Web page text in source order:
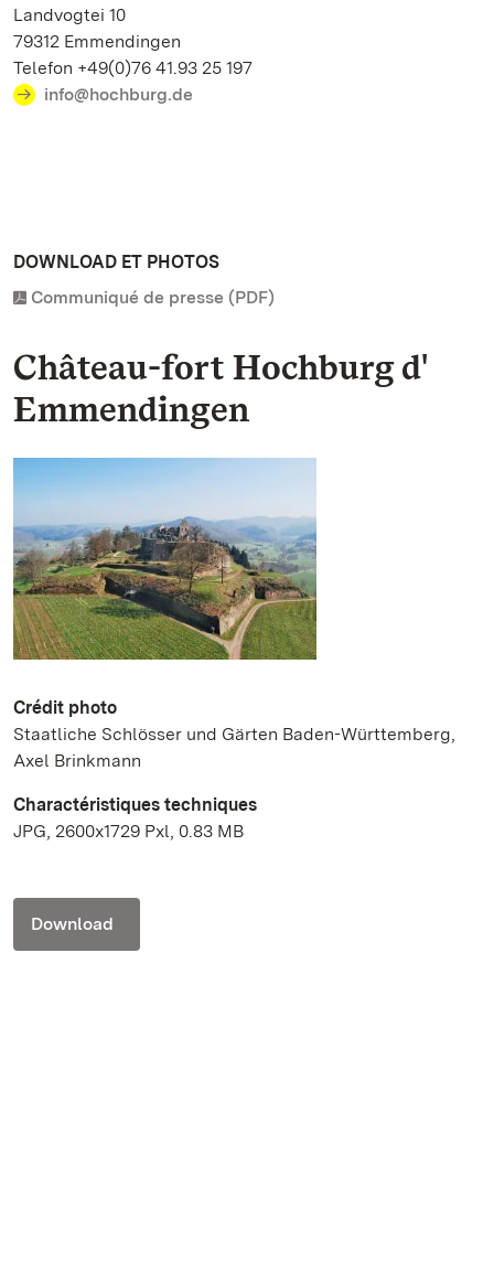
Landvogtei 10
79312 Emmendingen
Telefon +49(0)76 41.93 25 197
info@hochburg.de
DOWNLOAD ET PHOTOS
Communiqué de presse (PDF)
Château-fort Hochburg d'
Emmendingen
Crédit photo
Staatliche Schlösser und Gärten Baden-Württemberg,
Axel Brinkmann
Charactéristiques techniques
JPG, 2600x1729 Pxl, 0.83 MB
Download